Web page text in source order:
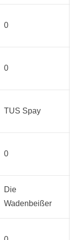
0
0
TUS Spay
0
Die
Wadenbeißer